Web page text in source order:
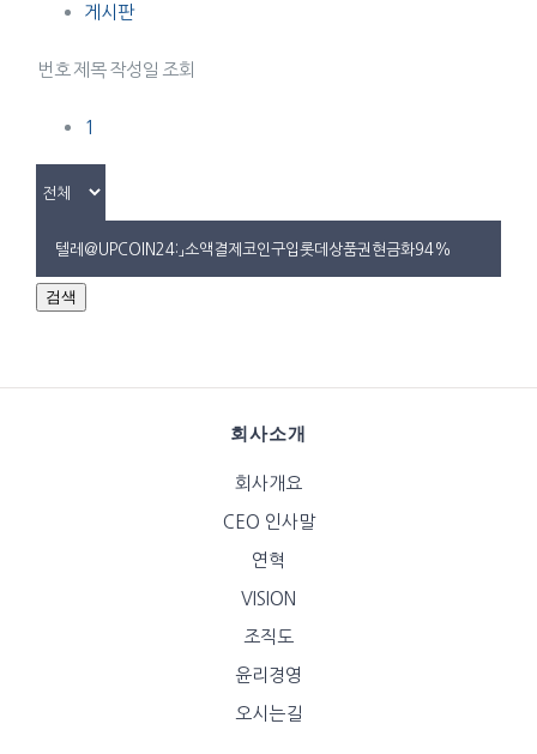
게시판
번호 제목작성일 조회
1
검색
회사소개
회사개요
CEO 인사말
연혁
VISION
조직도
윤리경영
오시는길